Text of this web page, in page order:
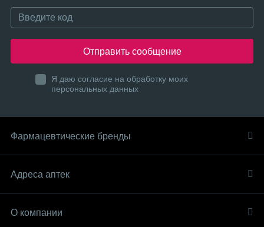
Отправить сообщение
Я даю согласие на обработку моих
персональных данных
Фармацевтические бренды
Адреса аптек
О компании